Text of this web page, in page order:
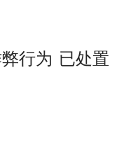
行为 已处置